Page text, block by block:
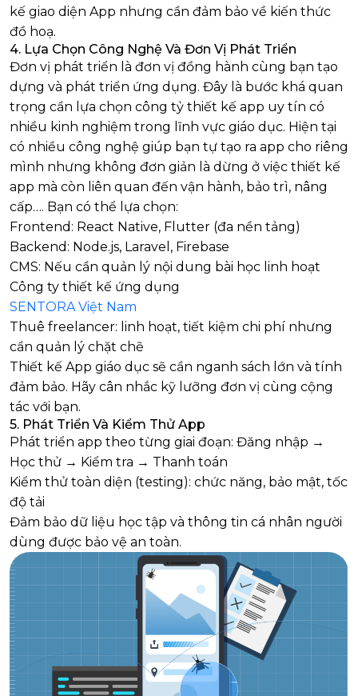
kế giao diện App nhưng cần đảm bảo về kiến thức
đồ hoạ.
4. Lựa Chọn Công Nghệ Và Đơn Vị Phát Triển
Đơn vị phát triển là đơn vị đồng hành cùng bạn tạo
dựng và phát triển ứng dụng. Đây là bước khá quan
trọng cần lựa chọn công tỷ thiết kế app uy tín có
nhiều kinh nghiệm trong lĩnh vực giáo dục. Hiện tại
có nhiều công nghệ giúp bạn tự tạo ra app cho riêng
mình nhưng không đơn giản là dừng ở việc thiết kế
app mà còn liên quan đến vận hành, bảo trì, nâng
cấp…. Bạn có thể lựa chọn:
Frontend: React Native, Flutter (đa nền tảng)
Backend: Node.js, Laravel, Firebase
CMS: Nếu cần quản lý nội dung bài học linh hoạt
Công ty thiết kế ứng dụng
SENTORA Việt Nam
Thuê freelancer: linh hoạt, tiết kiệm chi phí nhưng
cần quản lý chặt chẽ
Thiết kế App giáo dục sẽ cần nganh sách lớn và tính
đảm bảo. Hãy cân nhắc kỹ lưỡng đơn vị cùng cộng
tác với bạn.
5. Phát Triển Và Kiểm Thử App
Phát triển app theo từng giai đoạn: Đăng nhập →
Học thử → Kiểm tra → Thanh toán
Kiểm thử toàn diện (testing): chức năng, bảo mật, tốc
độ tải
Đảm bảo dữ liệu học tập và thông tin cá nhân người
dùng được bảo vệ an toàn.